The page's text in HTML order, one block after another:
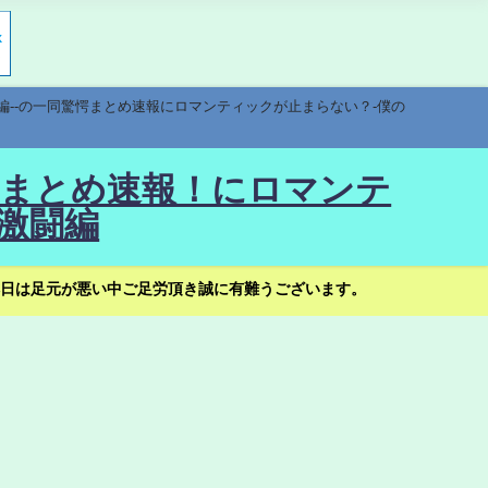
の一同驚愕まとめ速報にロマンティックが止まらない？-僕の
とめ速報！にロマンテ
闘編
足元が悪い中ご足労頂き誠に有難うございます。